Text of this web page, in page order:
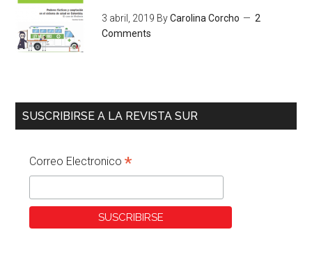
3 abril, 2019 ByCarolina Corcho
2
Comments
SUSCRIBIRSE A LA REVISTA SUR
Correo Electronico*